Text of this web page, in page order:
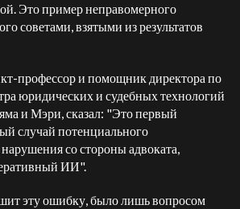
Это пример неправомерного
советами, взятыми из результатов
профессор и помощник директора по
юридических и судебных технологий
и Мэри, сказал: "Это первый
случай потенциального
со стороны адвоката,
ИИ".
эту ошибку, было лишь вопросом